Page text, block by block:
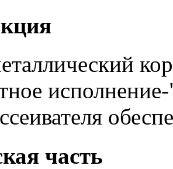
часть